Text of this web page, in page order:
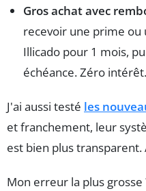
Gros achat avec
recevoir une prime
Illicado pour 1 mois,
échéance. Zéro intérêt.
J'ai aussi testé les
et franchement, leur
est bien plus
Mon erreur la plus